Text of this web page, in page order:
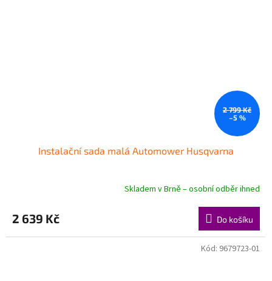
2 799 Kč
–5 %
Instalační sada malá Automower Husqvarna
Skladem v Brně – osobní odběr ihned
2 639 Kč Do košíku
Kód: 9679723-01